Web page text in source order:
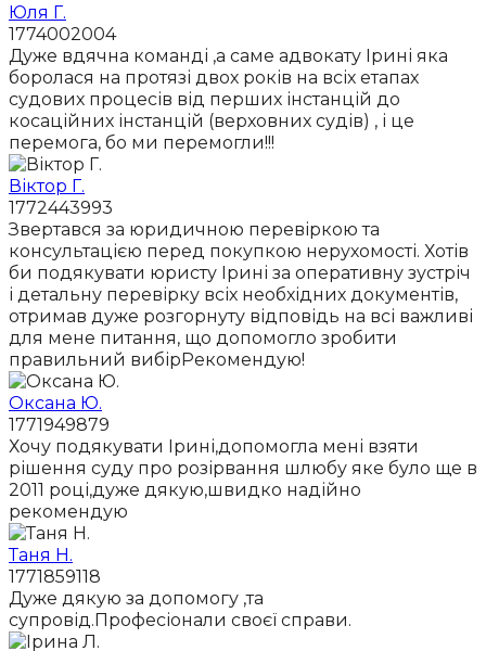
Юля Г.
1774002004
Дуже вдячна команді ,а саме адвокату Ірині яка
боролася на протязі двох років на всіх етапах
судових процесів від перших інстанцій до
косаційних інстанцій (верховних судів) , і це
перемога, бо ми перемогли!!!
Віктор Г.
1772443993
Звертався за юридичною перевіркою та
консультацією перед покупкою нерухомості. Хотів
би подякувати юристу Ірині за оперативну зустріч
і детальну перевірку всіх необхідних документів,
отримав дуже розгорнуту відповідь на всі важливі
для мене питання, що допомогло зробити
правильний вибірРекомендую!
Оксана Ю.
1771949879
Хочу подякувати Ірині,допомогла мені взяти
рішення суду про розірвання шлюбу яке було ще в
2011 році,дуже дякую,швидко надійно
рекомендую
Таня Н.
1771859118
Дуже дякую за допомогу ,та
супровід.Професіонали своєї справи.